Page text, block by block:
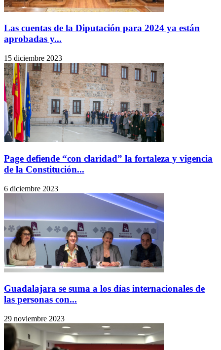
Las cuentas de la Diputación para 2024 ya están
aprobadas y...
15 diciembre 2023
Page defiende “con claridad” la fortaleza y vigencia
de la Constitución...
6 diciembre 2023
Guadalajara se suma a los días internacionales de
las personas con...
29 noviembre 2023